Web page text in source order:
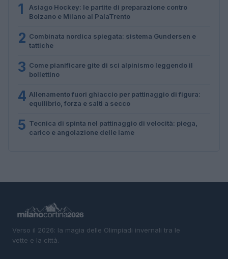
1
Asiago Hockey: le partite di preparazione contro
Bolzano e Milano al PalaTrento
2 Combinata nordica spiegata: sistema Gundersen e
tattiche
3 Come pianificare gite di sci alpinismo leggendo il
bollettino
4 Allenamento fuori ghiaccio per pattinaggio di figura:
equilibrio, forza e salti a secco
5 Tecnica di spinta nel pattinaggio di velocità: piega,
carico e angolazione delle lame
Verso il 2026: la magia delle Olimpiadi invernali tra le
vette e la città.